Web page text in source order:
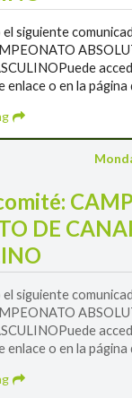
el siguiente
enlace o en la página
DE
el siguiente
enlace o en la página